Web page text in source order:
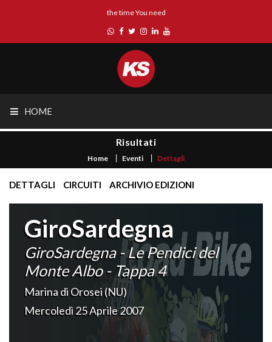
the time You need
HOME
Risultati
Home Eventi Dettagli
DETTAGLI CIRCUITI ARCHIVIO EDIZIONI
GiroSardegna
GiroSardegna - Le Pendici del
Monte Albo - Tappa 4
Marina di Orosei (NU)
Mercoledì 25 Aprile 2007